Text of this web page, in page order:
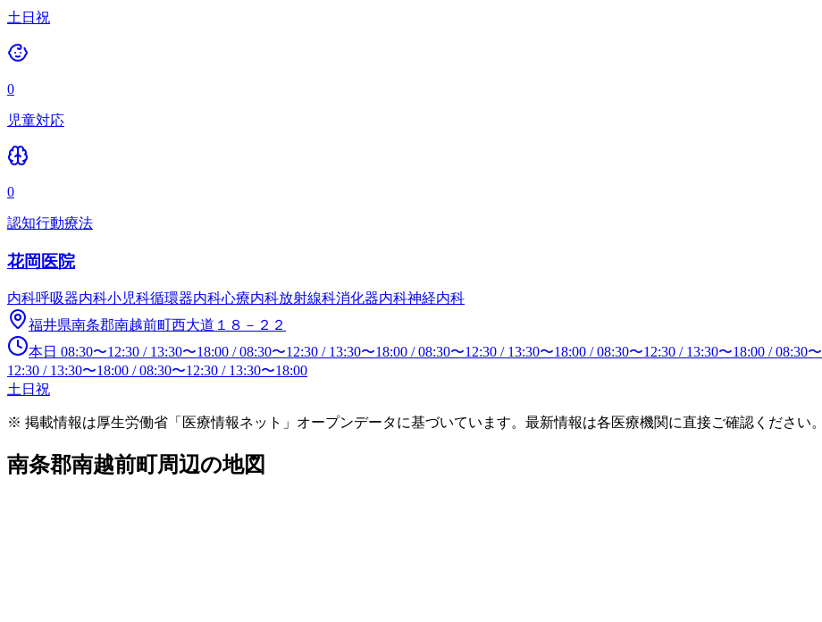
土日祝
0
児童対応
0
認知行動療法
花岡医院
内科呼吸器内科小児科循環器内科心療内科放射線科消化器内科神経内科
福井県南条郡南越前町西大道１８－２２
本日 08:30〜12:30 / 13:30〜18:00 /08:30〜12:30 / 13:30〜18:00 /08:30〜12:30 / 13:30〜18:00 /08:30〜12:30 / 13:30〜18:00 /08:30〜
12:30 / 13:30〜18:00 /08:30〜12:30 / 13:30〜18:00
土日祝
※ 掲載情報は厚生労働省「医療情報ネット」オープンデータに基づいています。最新情報は各医療機関に直接ご確認ください。
南条郡南越前町 周辺の地図